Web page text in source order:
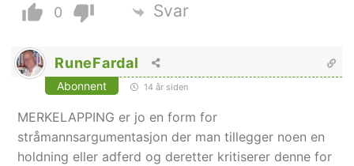
0 Svar
RuneFardal
Abonnent 14 år siden
MERKELAPPING er jo en form for
stråmannsargumentasjon der man tillegger noen en
holdning eller adferd og deretter kritiserer denne for